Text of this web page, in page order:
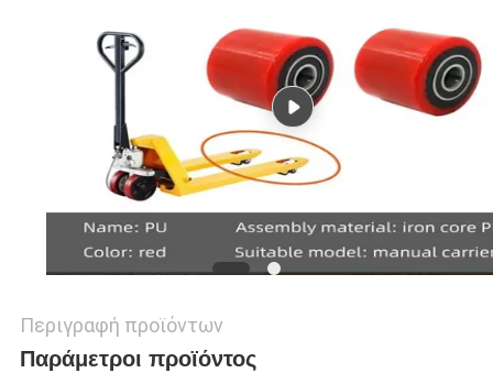
Περιγραφή προϊόντων
Παράμετροι προϊόντος